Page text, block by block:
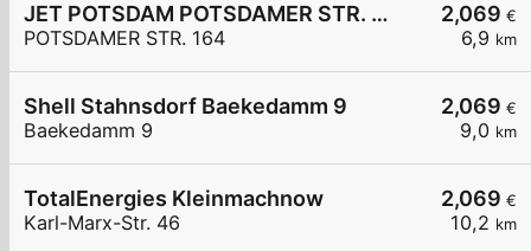
2,069 €
6,9 km
JET POTSDAM POTSDAMER STR. 164
POTSDAMER STR. 164
2,069 €
9,0 km
Shell Stahnsdorf Baekedamm 9
Baekedamm 9
2,069 €
10,2 km
TotalEnergies Kleinmachnow
Karl-Marx-Str. 46